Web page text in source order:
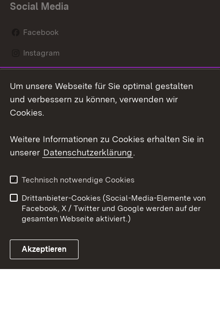
Social Media
Facebook
Instagram
Social Wall
Youtube
Link zum Landesportal
Kontakt
Datenschutz
Barrierefreiheit
Impressum Cookies
Um unsere Webseite für Sie optimal gestalten
und verbessern zu können, verwenden wir
Cookies.
Weitere Informationen zu Cookies erhalten Sie in
unserer Datenschutzerklärung.
Technisch notwendige Cookies
Drittanbieter-Cookies (Social-Media-Elemente von
Facebook, X / Twitter und Google werden auf der
gesamten Webseite aktiviert.)
Akzeptieren